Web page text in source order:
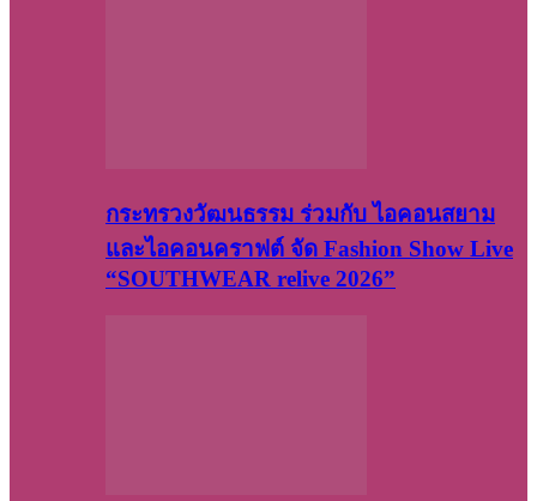
กระทรวงวัฒนธรรม ร่วมกับ ไอคอนสยาม
และไอคอนคราฟต์ จัด Fashion Show Live
“SOUTHWEAR relive 2026”